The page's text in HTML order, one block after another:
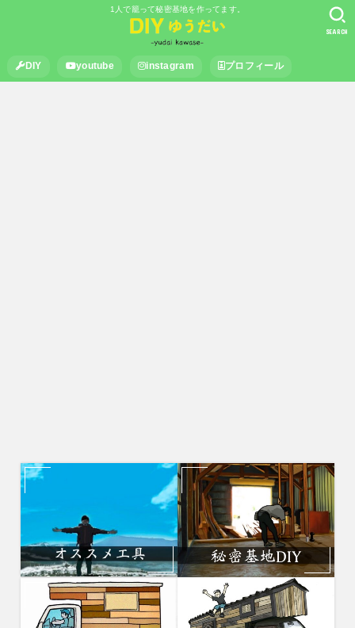
1人で籠って秘密基地を作ってます。
DIY youtube instagram プロフィール
SEARCH